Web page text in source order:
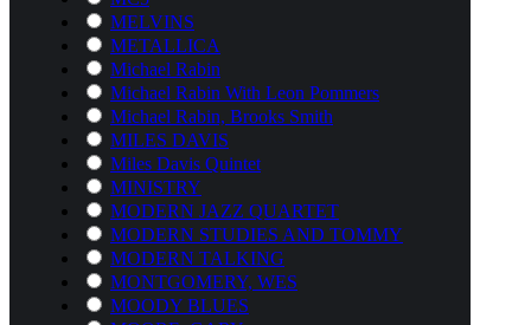
MELVINS
METALLICA
Michael Rabin
Michael Rabin With Leon Pommers
Michael Rabin, Brooks Smith
MILES DAVIS
Miles Davis Quintet
MINISTRY
MODERN JAZZ QUARTET
MODERN STUDIES AND TOMMY
MODERN TALKING
MONTGOMERY, WES
MOODY BLUES